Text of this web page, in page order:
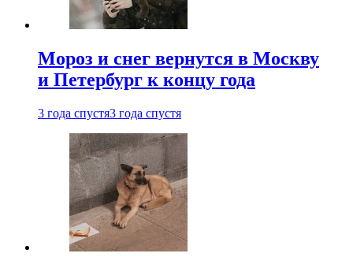
Мороз и снег вернутся в Москву
и Петербург к концу года
3 года спустя3 года спустя